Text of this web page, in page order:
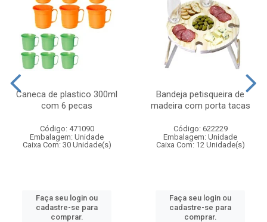
Caneca de plastico 300ml
com 6 pecas
Código: 471090
Embalagem: Unidade
Caixa Com: 30 Unidade(s)
Faça seu login ou
cadastre-se para
comprar.
Bandeja petisqueira de
madeira com porta tacas
Código: 622229
Embalagem: Unidade
Caixa Com: 12 Unidade(s)
Faça seu login ou
cadastre-se para
comprar.